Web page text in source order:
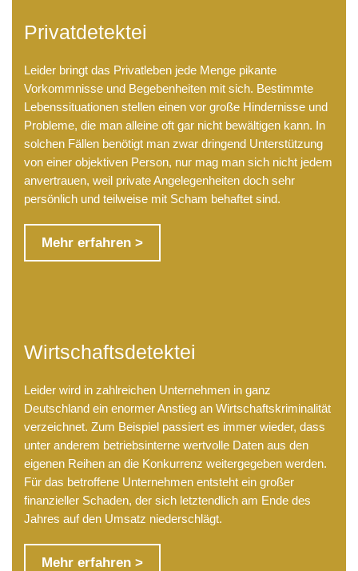
Privatdetektei
Leider bringt das Privatleben jede Menge pikante
Vorkommnisse und Begebenheiten mit sich. Bestimmte
Lebenssituationen stellen einen vor große Hindernisse und
Probleme, die man alleine oft gar nicht bewältigen kann. In
solchen Fällen benötigt man zwar dringend Unterstützung
von einer objektiven Person, nur mag man sich nicht jedem
anvertrauen, weil private Angelegenheiten doch sehr
persönlich und teilweise mit Scham behaftet sind.
Mehr erfahren >
Wirtschaftsdetektei
Leider wird in zahlreichen Unternehmen in ganz
Deutschland ein enormer Anstieg an Wirtschaftskriminalität
verzeichnet. Zum Beispiel passiert es immer wieder, dass
unter anderem betriebsinterne wertvolle Daten aus den
eigenen Reihen an die Konkurrenz weitergegeben werden.
Für das betroffene Unternehmen entsteht ein großer
finanzieller Schaden, der sich letztendlich am Ende des
Jahres auf den Umsatz niederschlägt.
Mehr erfahren >